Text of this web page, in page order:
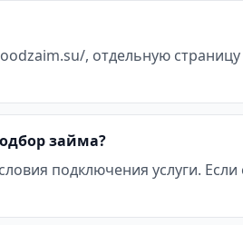
, отдельную
займа?
подключения услуги.